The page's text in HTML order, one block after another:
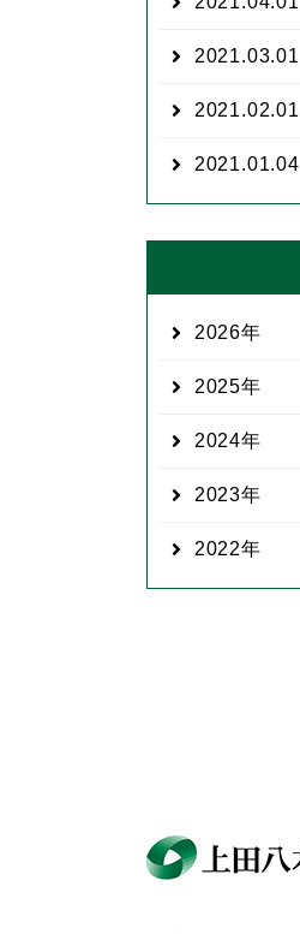
2021.03.01
2021.02.01
2021.01.04
2026
2025
2024
2023
2022